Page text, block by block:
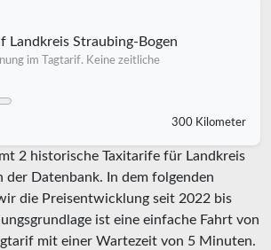
Landkreis Straubing-Bogen
im Tagtarif. Keine zeitliche
300 Kilometer
2 historische Taxitarife für Landkreis
der Datenbank. In dem folgenden
die Preisentwicklung seit 2022 bis
ist eine einfache Fahrt von
mit einer Wartezeit von 5 Minuten.